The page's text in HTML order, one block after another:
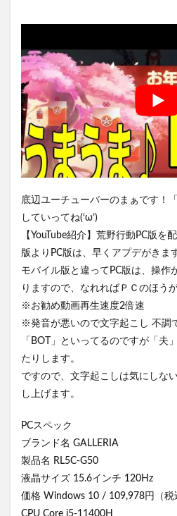
底辺ユーチューバーのまぁです！
していってね(‘ω’)
【YouTube紹介】荒野行動PC版を
版よりPC版は、早くアプデがきま
モバイル版と違ってPC版は、操作
りますので、なれればＰＣのほう
※お勧め動画再生速度2倍速
※発音が悪いので文字起こし 不調
「BOT」といってるのですが「夫
たりします。
ですので、文字起こしは気にしな
し上げます。
PCスペック
ブランド名 GALLERIA
製品名 RL5C-G50
液晶サイズ 15.6インチ 120Hz
価格 Windows 10 / 109,978円（税